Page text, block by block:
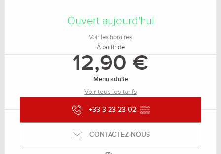
Ouvert aujourd'hui
Voir les horaires
À partir de
12,90 €
Menu adulte
Voir tous les tarifs
+33 3 23 23 02 ▒▒
CONTACTEZ-NOUS